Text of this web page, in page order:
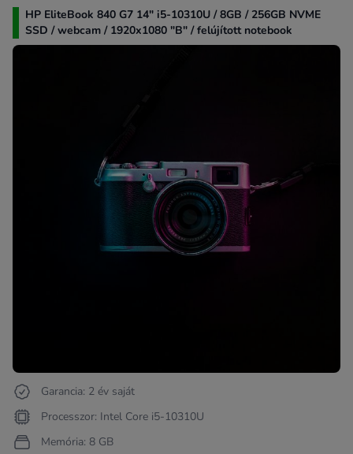
HP EliteBook 840 G7 14" i5-10310U / 8GB / 256GB NVME
SSD / webcam / 1920x1080 "B" / felújított notebook
Garancia: 2 év saját
Processzor: Intel Core i5-10310U
Memória: 8 GB